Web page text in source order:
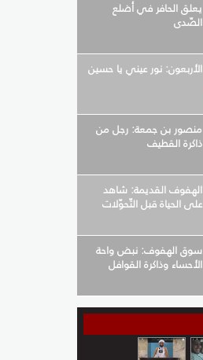
يعلق الحافر في أضلع
الصّدى
الأربعون: نور عيني يا حسين
منصور بن جمعة: رجل من
ذاكرة القطيف
الهفوف القديمة: شاهد
على الحياة قبل التّحوّلات
سوق الهفوف: نبض واحة
الأحساء وذاكرة القوافل